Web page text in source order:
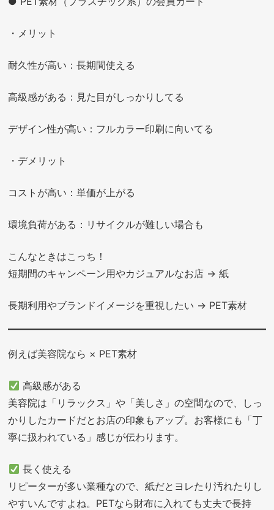
・メリット
耐久性が高い：長期間使える
高級感がある：見た目がしっかりしてる
デザイン性が高い：フルカラー印刷に向いてる
・デメリット
コストが高い：単価が上がる
環境負荷がある：リサイクルが難しい場合も
こんなときはこっち！
短期間のキャンペーン用やカジュアルなお店 → 紙
長期利用やブランドイメージを重視したい → PET素材
例えば美容院なら × PET素材
高級感がある
美容院は「リラックス」や「美しさ」の空間なので、しっ
かりしたカードだとお店の印象もアップ。お客様にも「丁
寧に扱われている」感じが伝わります。
長く使える
リピーターが多い業種なので、紙だとヨレたり汚れたりし
やすいんですよね。PETなら財布に入れても丈夫で長持